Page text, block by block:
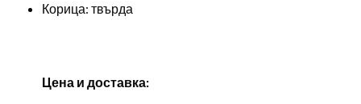
Корица: твърда
Цена и доставка: